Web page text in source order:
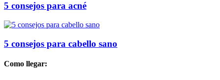
5 consejos para acné
5 consejos para cabello sano
Como llegar: